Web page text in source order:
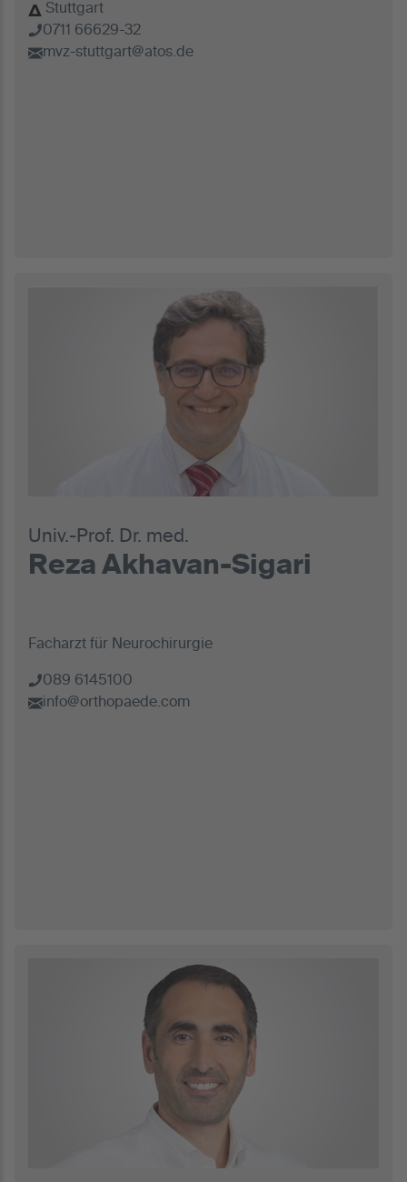
Stuttgart
0711 66629-32
mvz-stuttgart@atos.de
Univ.-Prof. Dr. med.
Reza Akhavan-Sigari
Facharzt für Neurochirurgie
089 6145100
info@orthopaede.com